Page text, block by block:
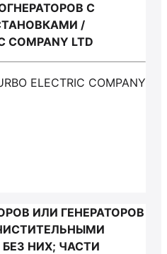
С
/
COMPANY LTD
ELECTRIC COMPANY
ИЛИ ГЕНЕРАТОРОВ
НИХ; ЧАСТИ